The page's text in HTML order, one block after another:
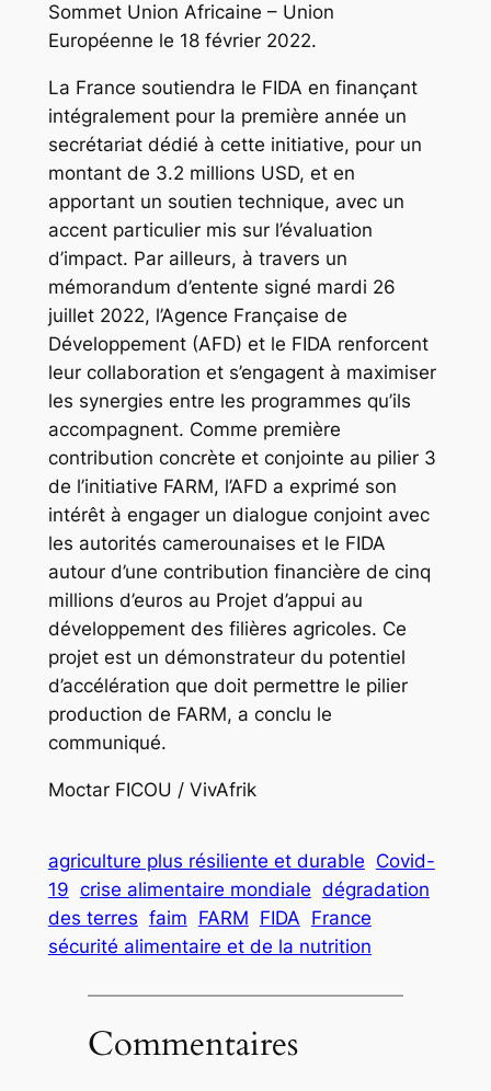
Sommet Union Africaine – Union
Européenne le 18 février 2022.
La France soutiendra le FIDA en finançant
intégralement pour la première année un
secrétariat dédié à cette initiative, pour un
montant de 3.2 millions USD, et en
apportant un soutien technique, avec un
accent particulier mis sur l’évaluation
d’impact. Par ailleurs, à travers un
mémorandum d’entente signé mardi 26
juillet 2022, l’Agence Française de
Développement (AFD) et le FIDA renforcent
leur collaboration et s’engagent à maximiser
les synergies entre les programmes qu’ils
accompagnent. Comme première
contribution concrète et conjointe au pilier 3
de l’initiative FARM, l’AFD a exprimé son
intérêt à engager un dialogue conjoint avec
les autorités camerounaises et le FIDA
autour d’une contribution financière de cinq
millions d’euros au Projet d’appui au
développement des filières agricoles. Ce
projet est un démonstrateur du potentiel
d’accélération que doit permettre le pilier
production de FARM, a conclu le
communiqué.
Moctar FICOU / VivAfrik
agriculture plus résiliente et durable Covid-
19 crise alimentaire mondiale dégradation
des terres faim FARM FIDA France
sécurité alimentaire et de la nutrition
Commentaires